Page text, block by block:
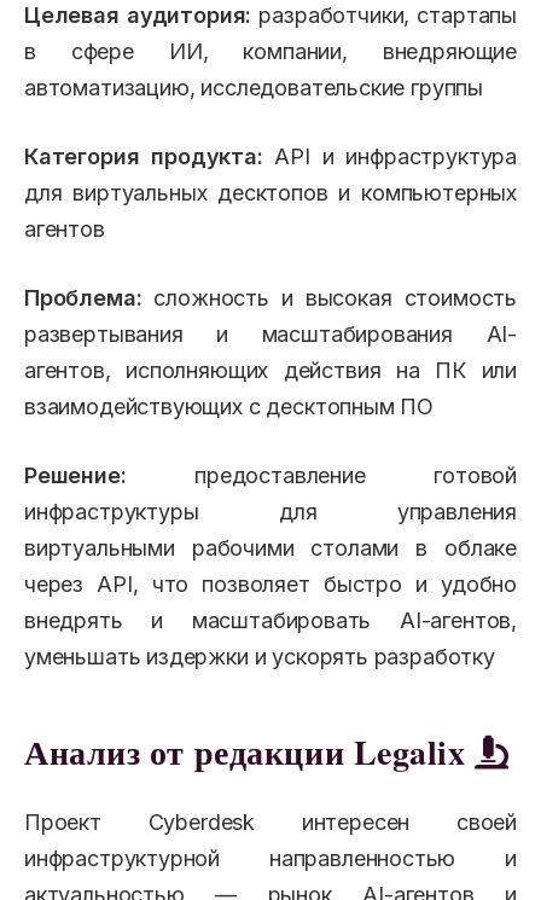
Целевая аудитория: разработчики, стартапы
в сфере ИИ, компании, внедряющие
автоматизацию, исследовательские группы
Категория продукта: API и инфраструктура
для виртуальных десктопов и компьютерных
агентов
Проблема: сложность и высокая стоимость
развертывания и масштабирования AI-
агентов, исполняющих действия на ПК или
взаимодействующих с десктопным ПО
Решение: предоставление готовой
инфраструктуры для управления
виртуальными рабочими столами в облаке
через API, что позволяет быстро и удобно
внедрять и масштабировать AI-агентов,
уменьшать издержки и ускорять разработку
Анализ от редакции Legalix
Проект Cyberdesk интересен своей
инфраструктурной направленностью и
актуальностью — рынок AI-агентов и